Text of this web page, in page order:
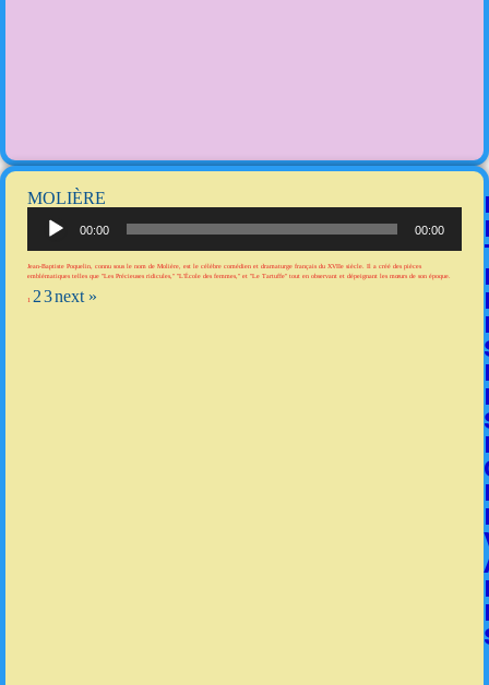
MOLIÈRE
00:00 00:00
Jean-Baptiste Poquelin, connu sous le nom de Molière, est le célèbre comédien et dramaturge français du XVIIe siècle. Il a créé des pièces
emblématiques telles que "Les Précieuses ridicules," "L'École des femmes," et "Le Tartuffe" tout en observant et dépeignant les mœurs de son époque.
1 23next »